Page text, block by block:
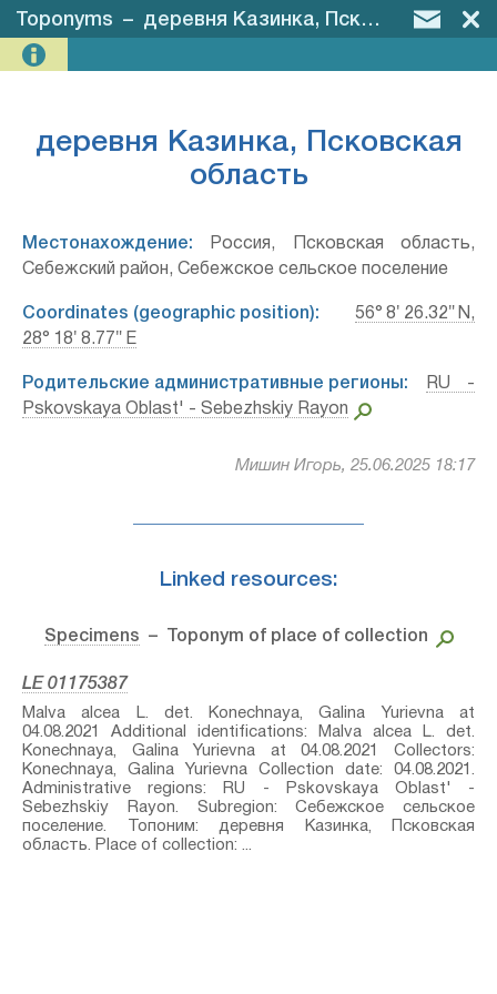
Toponyms – деревня Казинка, Псковская область
деревня Казинка, Псковская
область
Местонахождение: Россия, Псковская область,
Себежский район, Себежское сельское поселение
Coordinates (geographic position):
56° 8′ 26.32″ N,
28° 18′ 8.77″ E
Родительские административные регионы:
RU -
Pskovskaya Oblast' - Sebezhskiy Rayon
Мишин Игорь, 25.06.2025 18:17
Linked resources:
Specimens – Toponym of place of collection
LE 01175387
Malva alcea L.⁣ det. Konechnaya, Galina Yurievna at
04.08.2021 Additional identifications: Malva alcea L.⁣ det.
Konechnaya, Galina Yurievna at 04.08.2021 Collectors:
Konechnaya, Galina Yurievna Collection date: 04.08.2021.
Administrative regions: RU - Pskovskaya Oblast' -
Sebezhskiy Rayon. Subregion: Себежское сельское
поселение. Топоним: деревня Казинка, Псковская
область. Place of collection: ...